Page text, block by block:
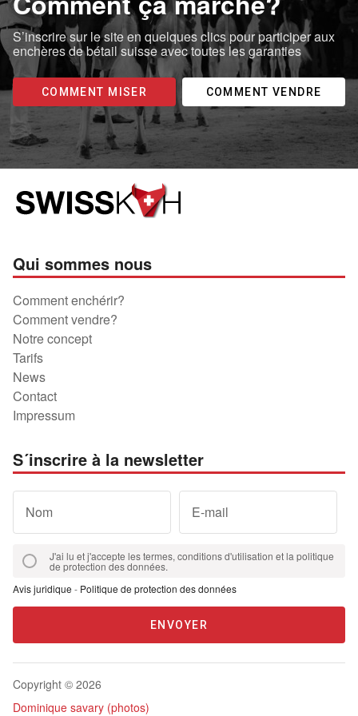
S’inscrire sur le site en quelques clics pour participer aux
enchères de bétail suisse avec toutes les garanties
COMMENT MISER COMMENT VENDRE
Qui sommes nous
Comment enchérir?
Comment vendre?
Notre concept
Tarifs
News
Contact
Impressum
S´inscrire à la newsletter
Nom E-mail
J'ai lu et j'accepte les termes, conditions d'utilisation et la politique
de protection des données.
Avis juridique - Politique de protection des données
ENVOYER
Copyright © 2026
Dominique savary (photos)